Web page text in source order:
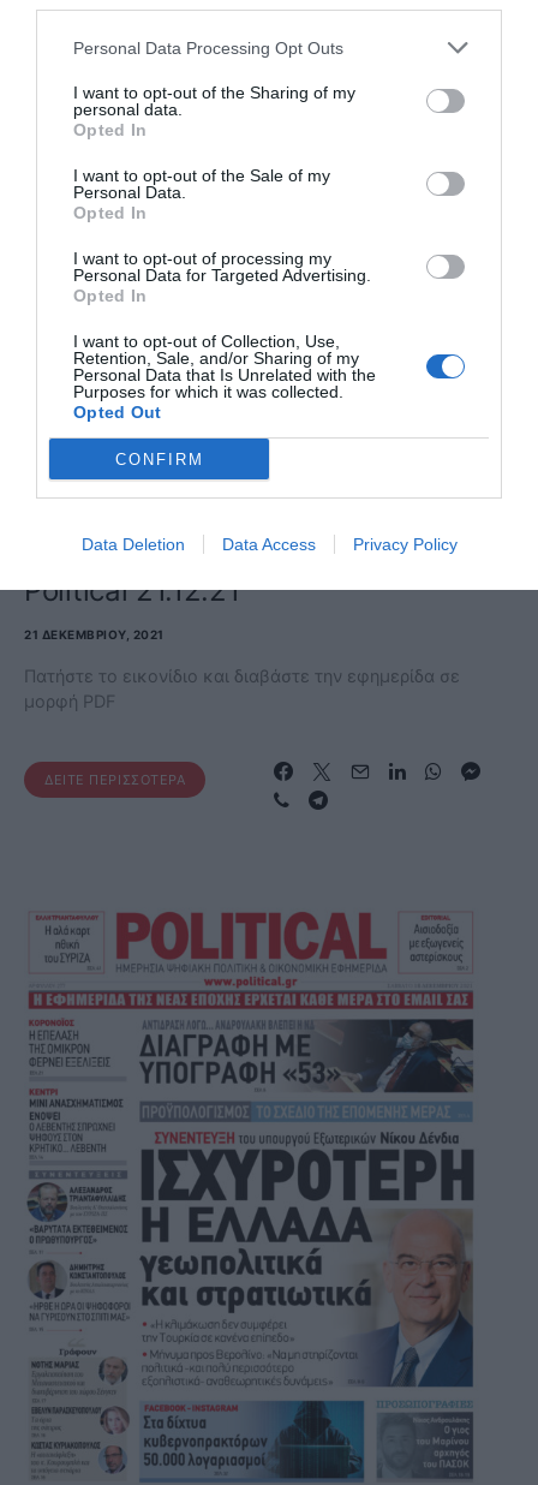
Personal Data Processing Opt Outs
I want to opt-out of the Sharing of my
personal data.
Opted In
I want to opt-out of the Sale of my
Personal Data.
Opted In
I want to opt-out of processing my
Personal Data for Targeted Advertising.
Opted In
I want to opt-out of Collection, Use,
Retention, Sale, and/or Sharing of my
Personal Data that Is Unrelated with the
Purposes for which it was collected.
Opted Out
CONFIRM
Data Deletion Data Access Privacy Policy
ΕΦΗΜΕΡΊΔΑ
Political 21.12.21
21 ΔΕΚΕΜΒΡΊΟΥ, 2021
Πατήστε το εικονίδιο και διαβάστε την εφημερίδα σε
μορφή PDF
ΔΕΊΤΕ ΠΕΡΙΣΣΌΤΕΡΑ